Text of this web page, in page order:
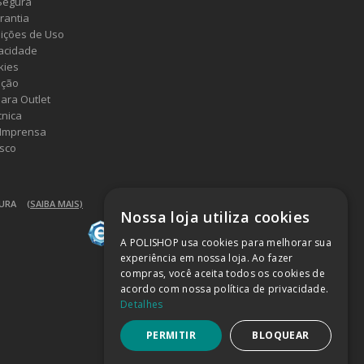
de Uso
Outlet
(SAIBA MAIS)
Nossa loja utiliza cookies
A POLISHOP usa cookies para melhorar sua
experiência em nossa loja. Ao fazer
compras, você aceita todos os cookies de
acordo com nossa política de privacidade.
Detalhes
PERMITIR BLOQUEAR